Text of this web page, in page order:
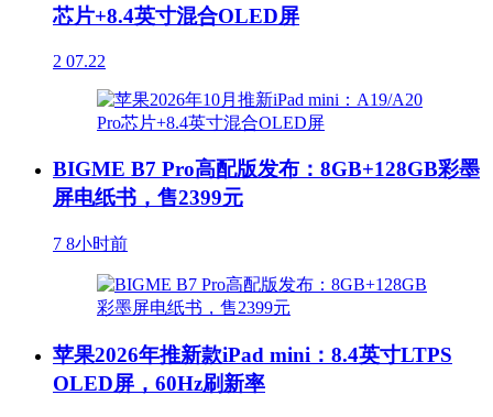
芯片+8.4英寸混合OLED屏
2 07.22
BIGME B7 Pro高配版发布：8GB+128GB彩墨
屏电纸书，售2399元
7 8小时前
苹果2026年推新款iPad mini：8.4英寸LTPS
OLED屏，60Hz刷新率